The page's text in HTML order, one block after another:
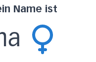
Name ist